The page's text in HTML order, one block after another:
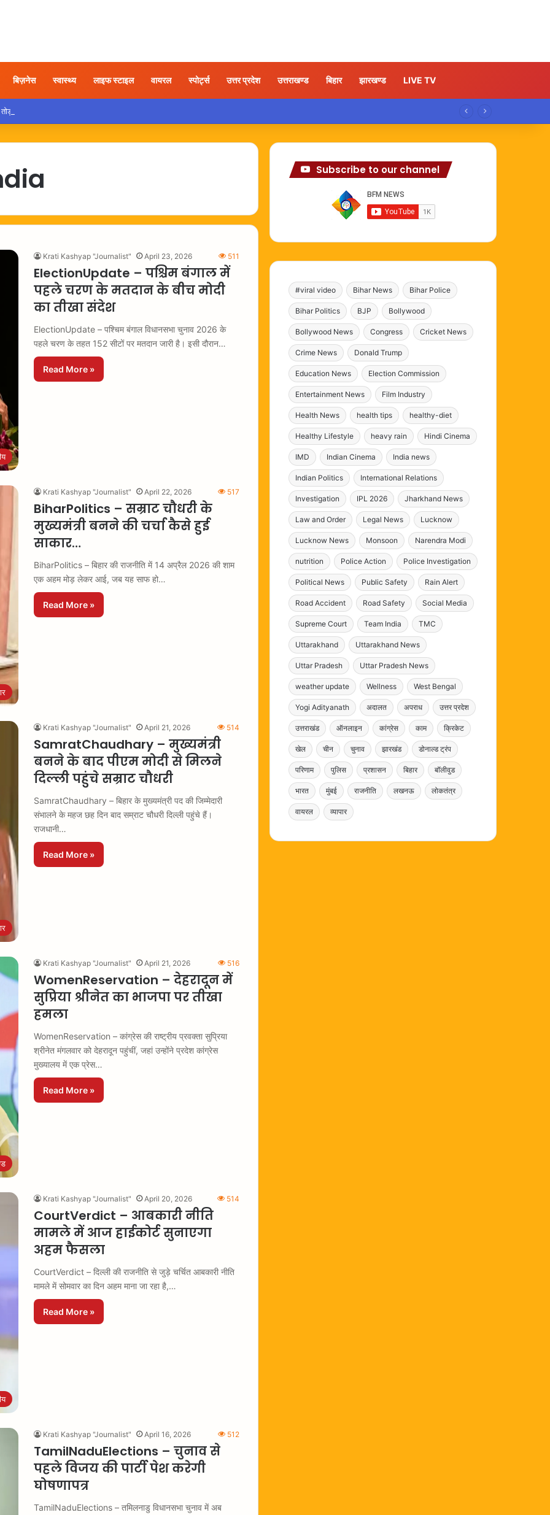
बिज़नेस स्वास्थ्य लाइफ स्टाइल वायरल स्पोर्ट्स उत्तर प्रदेश उत्तराखण्ड बिहार झारखण्ड LIVE TV
करते युवक का वीडियो वायरल, कार्रवाई की उठी मांग
Krati Kashyap "Journalist" April 23, 2026 511
ElectionUpdate – पश्चिम बंगाल में
पहले चरण के मतदान के बीच मोदी
का तीखा संदेश
ElectionUpdate – पश्चिम बंगाल विधानसभा चुनाव 2026 के
पहले चरण के तहत 152 सीटों पर मतदान जारी है। इसी दौरान…
Read More »
Krati Kashyap "Journalist" April 22, 2026 517
BiharPolitics – सम्राट चौधरी के
मुख्यमंत्री बनने की चर्चा कैसे हुई
साकार…
BiharPolitics – बिहार की राजनीति में 14 अप्रैल 2026 की शाम
एक अहम मोड़ लेकर आई, जब यह साफ हो…
Read More »
Krati Kashyap "Journalist" April 21, 2026 514
SamratChaudhary – मुख्यमंत्री
बनने के बाद पीएम मोदी से मिलने
दिल्ली पहुंचे सम्राट चौधरी
SamratChaudhary – बिहार के मुख्यमंत्री पद की जिम्मेदारी
संभालने के महज छह दिन बाद सम्राट चौधरी दिल्ली पहुंचे हैं।
राजधानी…
Read More »
Krati Kashyap "Journalist" April 21, 2026 516
WomenReservation – देहरादून में
सुप्रिया श्रीनेत का भाजपा पर तीखा
हमला
WomenReservation – कांग्रेस की राष्ट्रीय प्रवक्ता सुप्रिया
श्रीनेत मंगलवार को देहरादून पहुंचीं, जहां उन्होंने प्रदेश कांग्रेस
मुख्यालय में एक प्रेस…
Read More »
Krati Kashyap "Journalist" April 20, 2026 514
CourtVerdict – आबकारी नीति
मामले में आज हाईकोर्ट सुनाएगा
अहम फैसला
CourtVerdict – दिल्ली की राजनीति से जुड़े चर्चित आबकारी नीति
मामले में सोमवार का दिन अहम माना जा रहा है,…
Read More »
Krati Kashyap "Journalist" April 16, 2026 512
TamilNaduElections – चुनाव से
पहले विजय की पार्टी पेश करेगी
घोषणापत्र
TamilNaduElections – तमिलनाडु विधानसभा चुनाव में अब
Subscribe to our channel
#viral video Bihar News Bihar Police
Bihar Politics BJP Bollywood
Bollywood News Congress Cricket News
Crime News Donald Trump
Education News Election Commission
Entertainment News Film Industry
Health News health tips healthy-diet
Healthy Lifestyle heavy rain Hindi Cinema
IMD Indian Cinema India news
Indian Politics International Relations
Investigation IPL 2026 Jharkhand News
Law and Order Legal News Lucknow
Lucknow News Monsoon Narendra Modi
nutrition Police Action Police Investigation
Political News Public Safety Rain Alert
Road Accident Road Safety Social Media
Supreme Court Team India TMC
Uttarakhand Uttarakhand News
Uttar Pradesh Uttar Pradesh News
weather update Wellness West Bengal
Yogi Adityanath अदालत अपराध उत्तर प्रदेश
उत्तराखंड ऑनलाइन कांग्रेस काम क्रिकेट
खेल चीन चुनाव झारखंड डोनाल्ड ट्रंप
परिणाम पुलिस प्रशासन बिहार बॉलीवुड
भारत मुंबई राजनीति लखनऊ लोकतंत्र
वायरल व्यापार